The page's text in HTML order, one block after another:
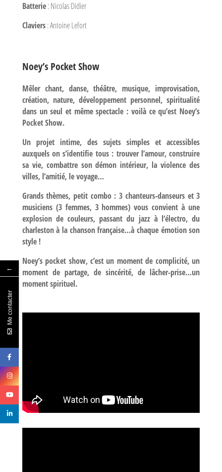
Batterie: Nicolas Didier
Claviers: Antoine Lefort
Noey’s Pocket Show
Mêler chant, danse, théâtre, musique, improvisation,
création, nature, développement personnel, spiritualité
dans un seul et même spectacle : voilà ce qu’est Noey’s
Pocket Show.
Un projet intime, des sujets simples et accessibles
auxquels on s’identifie tous : trouver l’amour, construire
sa vie, combattre son démon intérieur, la violence des
villes, l’amitié, le voyage…
Grands thèmes, petit combo : 3 chanteurs-danseurs et 3
musiciens (3 femmes, 3 hommes) vous convient à une
explosion de couleurs, passant du jazz à l’électro, du
charleston à la chanson française…à chaque émotion son
style !
Noey’s pocket show, c’est un moment de complicité, un
moment de partage, de sincérité, de lâcher-prise…un
moment spirituel.
←
Me contacter